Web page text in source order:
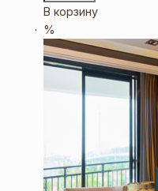
В корзину
%